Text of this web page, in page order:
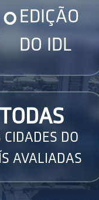
EDIÇÃO
DO IDL
TODAS
CIDADES DO
AVALIADAS